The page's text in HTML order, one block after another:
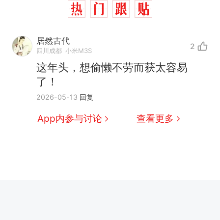
居然古代
四川成都 小米M3S 2
这年头，想偷懒不劳而获太容易
了！
2026-05-13 回复
App内参与讨论 查看更多